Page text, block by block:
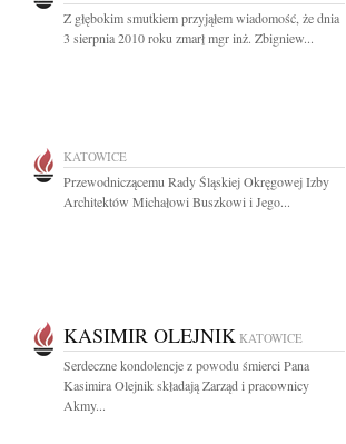
Z głębokim smutkiem przyjąłem wiadomość, że dnia
3 sierpnia 2010 roku zmarł mgr inż. Zbigniew...
KATOWICE
Przewodniczącemu Rady Śląskiej Okręgowej Izby
Architektów Michałowi Buszkowi i Jego...
KASIMIR OLEJNIK KATOWICE
Serdeczne kondolencje z powodu śmierci Pana
Kasimira Olejnik składają Zarząd i pracownicy
Akmy...